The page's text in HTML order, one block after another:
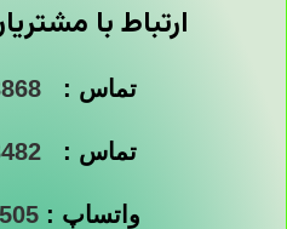
ارتباط با
تماس :
تماس :
واتساپ :